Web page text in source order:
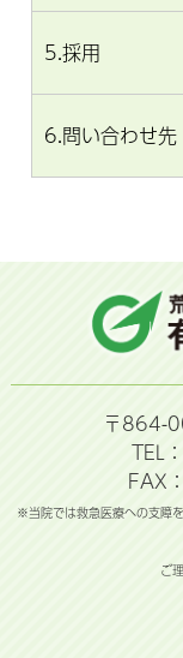
5.採用
6.問い合わせ先
〒864-
TEL
FAX
※当院では救急医療への支障
ご